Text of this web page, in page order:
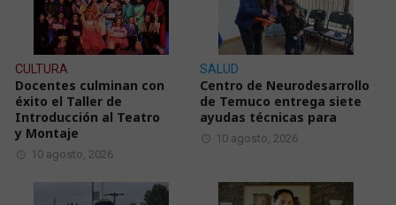
CULTURA
Docentes culminan con
éxito el Taller de
Introducción al Teatro
y Montaje
10 agosto, 2026
SALUD
Centro de Neurodesarrollo
de Temuco entrega siete
ayudas técnicas para
10 agosto, 2026